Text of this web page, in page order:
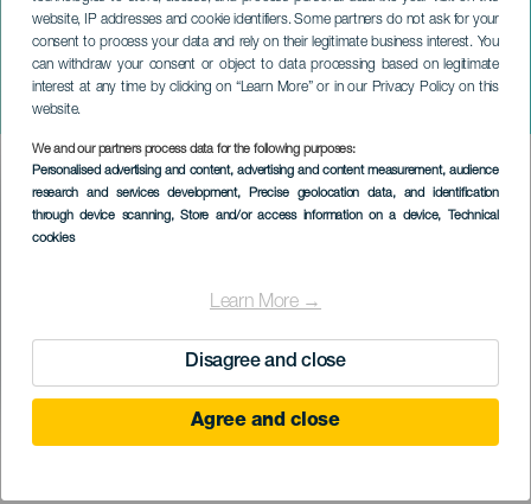
website, IP addresses and cookie identifiers. Some partners do not ask for your
consent to process your data and rely on their legitimate business interest. You
can withdraw your consent or object to data processing based on legitimate
interest at any time by clicking on “Learn More” or in our Privacy Policy on this
website.
We and our partners process data for the following purposes:
Personalised advertising and content, advertising and content measurement, audience
research and services development, Precise geolocation data, and identification
through device scanning, Store and/or access information on a device, Technical
cookies
Learn More →
Disagree and close
Agree and close
Los Beer Games Halloween
Edition
GRAN CANARIA
Imagen
Listado